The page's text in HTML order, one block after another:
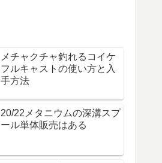
メチャクチャ釣れるコイケ
フルキャストの使い方と入
手方法
20/22メタニウムの深溝スプ
ール単体販売はある